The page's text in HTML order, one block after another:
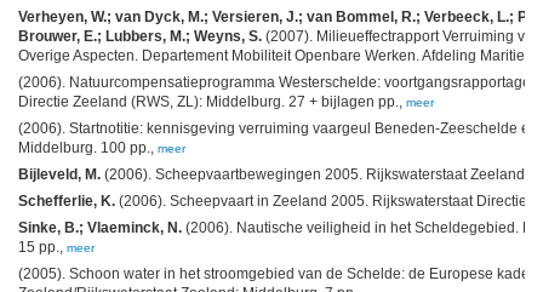
Verheyen, W.; van Dyck, M.; Versieren, J.; van Bommel, R.; Verbeeck, L.;
Brouwer, E.; Lubbers, M.; Weyns, S. (2007). Milieueffectrapport Verruiming
Overige Aspecten. Departement Mobiliteit Openbare Werken. Afdeling
(2006). Natuurcompensatieprogramma Westerschelde: voortgangsrapportage
Directie Zeeland (RWS, ZL): Middelburg. 27 + bijlagen pp.,
meer
(2006). Startnotitie: kennisgeving verruiming vaargeul Beneden-Zeeschelde
Middelburg. 100 pp.,
meer
Bijleveld, M. (2006). Scheepvaartbewegingen 2005. Rijkswaterstaat Zeeland:
Schefferlie, K. (2006). Scheepvaart in Zeeland 2005. Rijkswaterstaat Directie
Sinke, B.; Vlaeminck, N. (2006). Nautische veiligheid in het Scheldegebied.
15 pp.,
meer
(2005). Schoon water in het stroomgebied van de Schelde: de Europese